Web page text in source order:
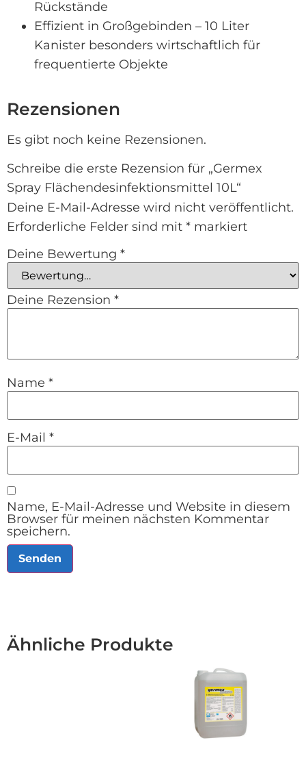
Rückstände
Effizient in Großgebinden – 10 Liter
Kanister besonders wirtschaftlich für
frequentierte Objekte
Rezensionen
Es gibt noch keine Rezensionen.
Schreibe die erste Rezension für „Germex
Spray Flächendesinfektionsmittel 10L“
Deine E-Mail-Adresse wird nicht veröffentlicht.
Erforderliche Felder sind mit * markiert
Deine Bewertung *
Deine Rezension *
Name *
E-Mail *
Name, E-Mail-Adresse und Website in diesem
Browser für meinen nächsten Kommentar
speichern.
Ähnliche Produkte